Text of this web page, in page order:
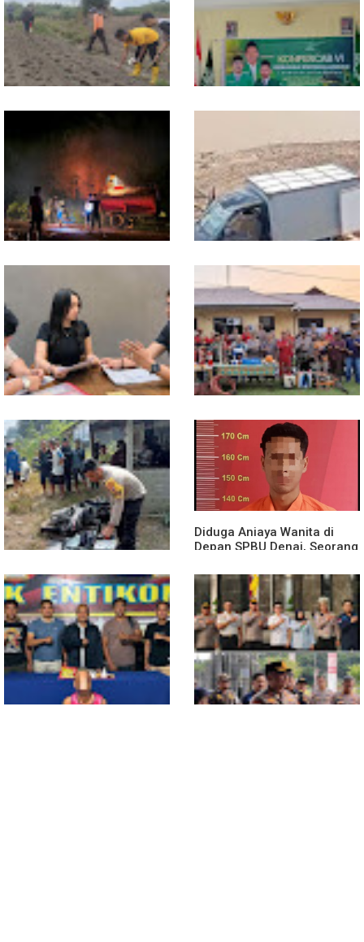
Dukung Swasembada
Pangan, Polsek Entikong
Tanam dan Rawat Jagung
Hibrida di Demplot Entikong
Tapang
Sekwil GP Ansor Kalbar
Hadiri Konfercab Sanggau:
Kader Harus Militan dan
Bermanfaat
13 Jam Berjuang, Polsek
Toba dan Warga Berhasil
Jinakkan Karhutla 7 Hektare
di Desa Bagan Asam
Mobil Box Terjun ke Jurang
Depan KC, Diduga Rem
Blong
Diduga Jadi Korban
Penyebaran Foto Pribadi
dan Dicemarkan di TikTok,
AF Lapor ke Polda Sumut
Polsek Entikong Gelar Apel
Siaga Karhutla 2026, Sinergi
Lintas Sektor Cegah
Kebakaran Hutan dan Lahan
Truk Kontainer Oleng Tabrak
Vario, Warga Kapuas
Meninggal di Dusun Mak
Tampong
Diduga Aniaya Wanita di
Depan SPBU Denai, Seorang
Medan Area